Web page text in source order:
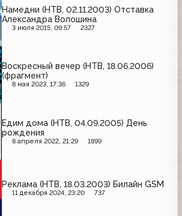
Намедни (НТВ, 02.11.2003) Отставка
Александра Волошина
3 июля 2015, 09:57 2327
Воскресный вечер (НТВ, 18.06.2006)
(фрагмент)
8 мая 2023, 17:36 1329
Едим дома (НТВ, 04.09.2005) День
рождения
8 апреля 2022, 21:29 1899
Реклама (НТВ, 18.03.2003) Билайн GSM
11 декабря 2024, 23:20 737